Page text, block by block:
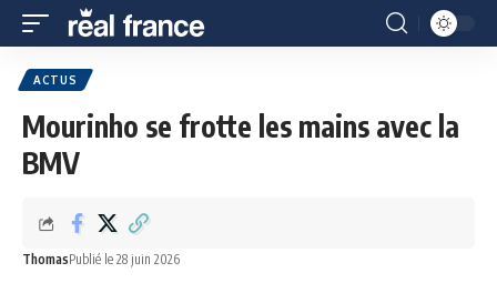
ACTUS
Mourinho se frotte les mains avec la
BMV
ThomasPublié le 28 juin 2026